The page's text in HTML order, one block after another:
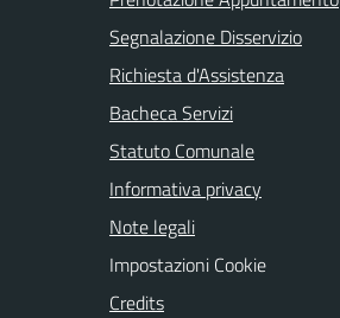
Segnalazione Disservizio
Richiesta d'Assistenza
Bacheca Servizi
Statuto Comunale
Informativa privacy
Note legali
Impostazioni Cookie
Credits